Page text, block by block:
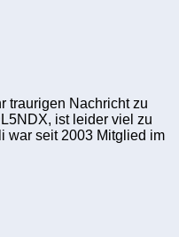
traurigen Nachricht zu
ist leider viel zu
war seit 2003 Mitglied im